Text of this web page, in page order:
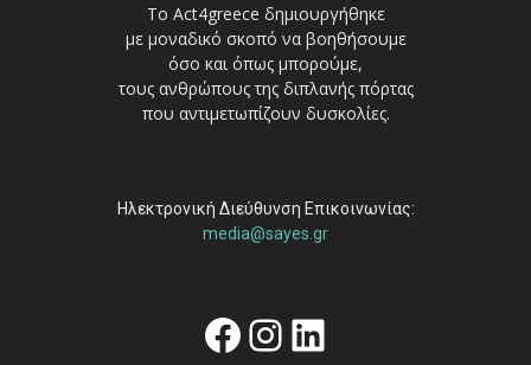
Το Act4greece δημιουργήθηκε
με μοναδικό σκοπό να βοηθήσουμε
όσο και όπως μπορούμε,
τους ανθρώπους της διπλανής πόρτας
που αντιμετωπίζουν δυσκολίες.
Ηλεκτρονική Διεύθυνση Επικοινωνίας:
media@sayes.gr
Facebook
Instagram
Linkedin